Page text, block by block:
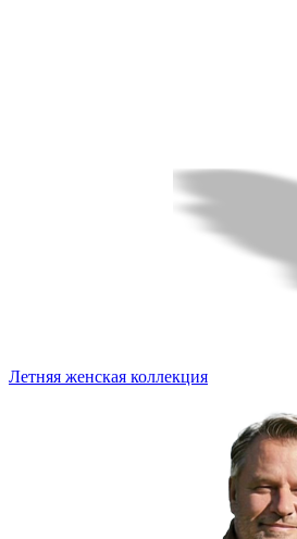
Летняя женская коллекция